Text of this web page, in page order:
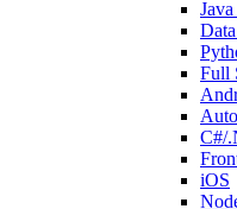
Full
C#/
iOS